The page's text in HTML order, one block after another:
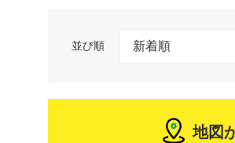
並び順
地図